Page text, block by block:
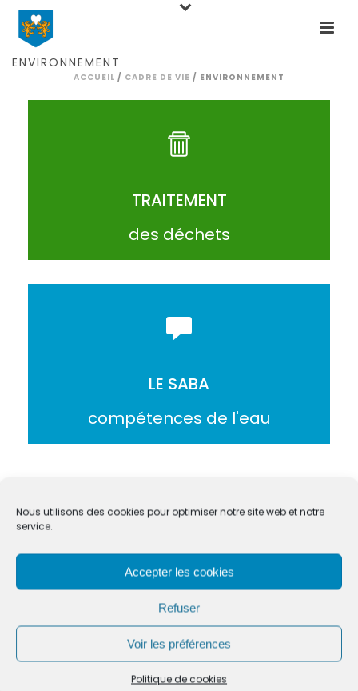
Nous utilisons des cookies pour optimiser notre site web et notre
service.
Accepter les cookies
Refuser
Voir les préférences
Politique de cookies
ENVIRONNEMENT
ACCUEIL / CADRE DE VIE / ENVIRONNEMENT
TRAITEMENT
des déchets
ACCÉDER
LE SABA
compétences de l'eau
CONTACT SECRÉTARIAT :
125 Avenue Louis Sylvestre, 13100 Beaurecueil, France
secretariat@mairie-beaurecueil.fr
HORAIRES D’OUVERTURE :